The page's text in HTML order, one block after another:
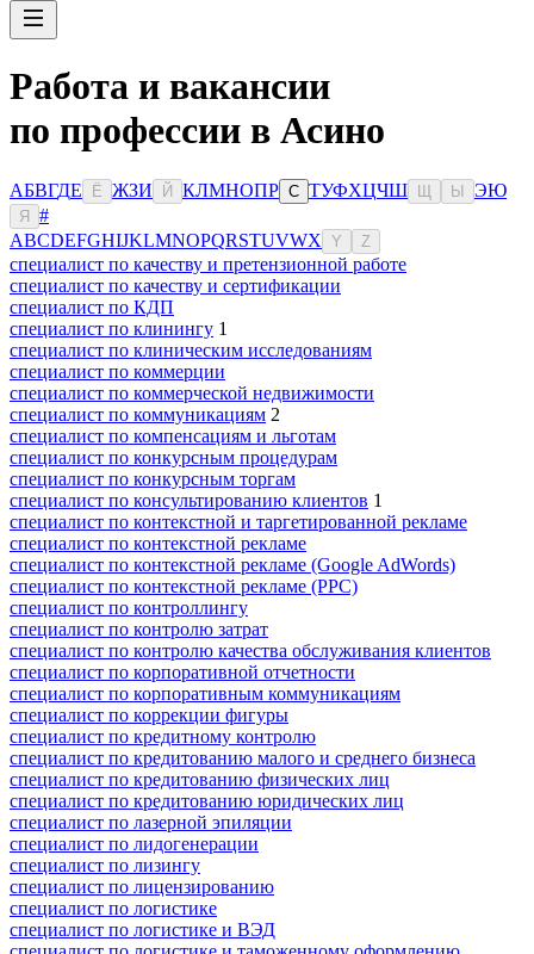
Работа и вакансии
по профессии в Асино
АБВГДЕ Ё ЖЗИ Й КЛМНОПР С ТУФХЦЧШ Ы ЭЮ
Я
#
ABCDEFGHIJKLMNOPQRSTUVWX Y Z
специалист по качеству и претензионной работе
специалист по качеству и сертификации
специалист по КДП
специалист по клинингу 1
специалист по клиническим исследованиям
специалист по коммерции
специалист по коммерческой недвижимости
специалист по коммуникациям 2
специалист по компенсациям и льготам
специалист по конкурсным процедурам
специалист по конкурсным торгам
специалист по консультированию клиентов 1
специалист по контекстной и таргетированной рекламе
специалист по контекстной рекламе
специалист по контекстной рекламе (Google AdWords)
специалист по контекстной рекламе (PPC)
специалист по контроллингу
специалист по контролю затрат
специалист по контролю качества обслуживания клиентов
специалист по корпоративной отчетности
специалист по корпоративным коммуникациям
специалист по коррекции фигуры
специалист по кредитному контролю
специалист по кредитованию малого и среднего бизнеса
специалист по кредитованию физических лиц
специалист по кредитованию юридических лиц
специалист по лазерной эпиляции
специалист по лидогенерации
специалист по лизингу
специалист по лицензированию
специалист по логистике
специалист по логистике и ВЭД